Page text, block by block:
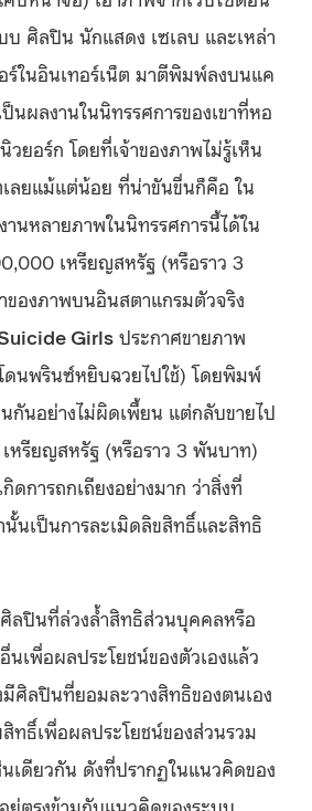
บ ศิลปิน นักแสดง เซเลบ และเหล่า
ร์ในอินเทอร์เน็ต มาตีพิมพ์ลงบนแค
นผลงานในนิทรรศการของเขาที่หอ
วยอร์ก โดยที่เจ้าของภาพไม่รู้เห็น
ลยแม้แต่น้อย ที่น่าขันขื่นก็คือ ใน
นหลายภาพในนิทรรศการนี้ได้ใน
เหรียญสหรัฐ (หรือราว 3
ของภาพบนอินสตาแกรมตัวจริง
Girls ประกาศขายภาพ
ดนพรินซ์หยิบฉวยไปใช้) โดยพิมพ์
กันอย่างไม่ผิดเพี้ยน แต่กลับขายไป
เหรียญสหรัฐ (หรือราว 3 พันบาท)
ดการถกเถียงอย่างมาก ว่าสิ่งที่
นเป็นการละเมิดลิขสิทธิ์และสิทธิ
ลปินที่ล่วงล้ำสิทธิส่วนบุคคลหรือ
นเพื่อผลประโยชน์ของตัวเองแล้ว
มีศิลปินที่ยอมละวางสิทธิของตนเอง
ทธิ์เพื่อผลประโยชน์ของส่วนรวม
เดียวกัน ดังที่ปรากฏในแนวคิดของ
ตรงข้ามกับแนวคิดของระบบ